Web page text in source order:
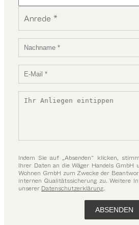
Anrede *
Indem Sie auf „Absenden“ klicken,
Ihrer Daten an die Wäger Handels GmbH
Wohnen GmbH zum Zwecke der
internen Qualitätssicherung zu. Weitere
unserer Datenschutzerklärung.
ABSENDEN